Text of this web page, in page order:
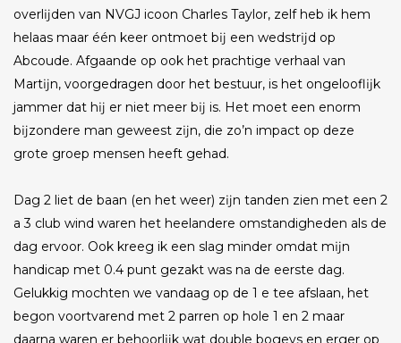
overlĳden van NVGJ icoon Charles Taylor, zelf heb ik hem
helaas maar één keer ontmoet bĳ een wedstrĳd op
Abcoude. Afgaande op ook het prachtige verhaal van
Martĳn, voorgedragen door het bestuur, is het ongelooflĳk
jammer dat hĳ er niet meer bĳ is. Het moet een enorm
bĳzondere man geweest zĳn, die zo’n impact op deze
grote groep mensen heeft gehad.
Dag 2 liet de baan (en het weer) zĳn tanden zien met een 2
a 3 club wind waren het heelandere omstandigheden als de
dag ervoor. Ook kreeg ik een slag minder omdat mĳn
handicap met 0.4 punt gezakt was na de eerste dag.
Gelukkig mochten we vandaag op de 1 e tee afslaan, het
begon voortvarend met 2 parren op hole 1 en 2 maar
daarna waren er behoorlĳk wat double bogeys en erger op